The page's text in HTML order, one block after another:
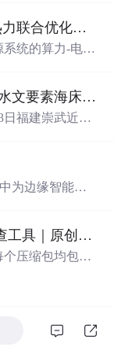
面向综合能源系统的算力-电力-热力联合优化调度策略（Matlab代码实现）
系统的算力-电
细化的数学模
全局联合调
PSO）、灰狼
高效求解。文档
关科研主题与
生或研发人
点与技术范式。;
福建崇武近岸2025-2026冬季海洋水文要素海床基观测数据集.zip
日福建崇武近岸
控文件，质控
括通过（pas
为边缘智能打
.
AI画布分支合并风险评分发布检查工具｜原创源码+测试+离线报告
压缩包均包含
，零第三方运行
查和交付复核。